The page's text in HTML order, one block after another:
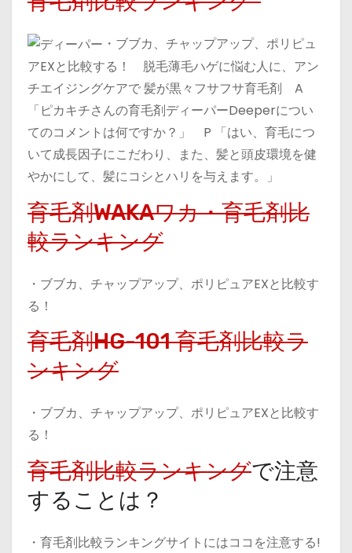
・ブブカ、チャップアップ、ポリピュ
アEXと比較する！ 脱毛薄毛ハゲに悩む人に、アン
チエイジングケアで 髪が黒々フサフサ育毛剤 A
「ピカキチさんの育毛剤ディーパーDeeperについ
てのコメントは何ですか？」 P 「はい、育毛につ
いて成長因子にこだわり、また、髪と頭皮環境を健
やかにして、髪にコシとハリを与えます。」
育毛剤WAKAワカ・育毛剤比
較ランキング
・ブブカ、チャップアップ、ポリピュアEXと比較す
る！
育毛剤HG-101 育毛剤比較ラ
ンキング
・ブブカ、チャップアップ、ポリピュアEXと比較す
る！
育毛剤比較ランキングで注意
することは？
・育毛剤比較ランキングサイトにはココを注意する!